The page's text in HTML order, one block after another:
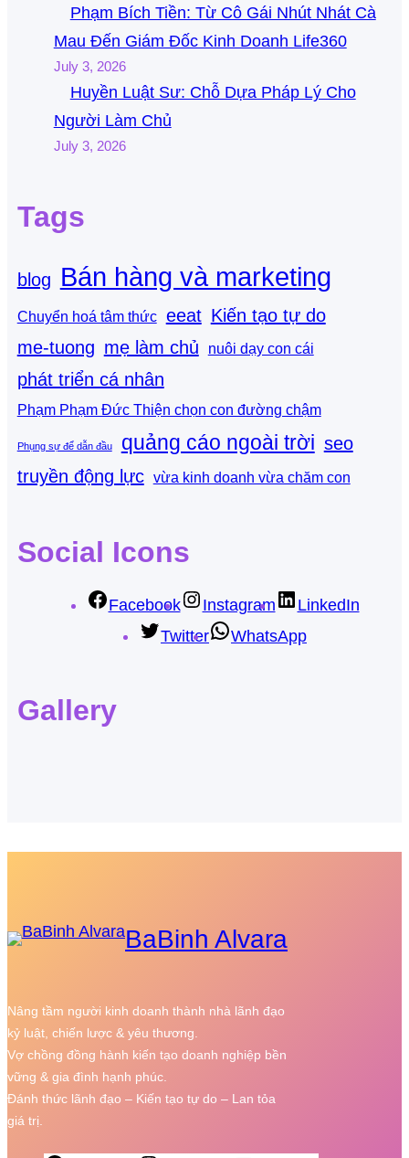
Phạm Bích Tiền: Từ Cô Gái Nhút Nhát Cà
Mau Đến Giám Đốc Kinh Doanh Life360
July 3, 2026
Huyền Luật Sư: Chỗ Dựa Pháp Lý Cho
Người Làm Chủ
July 3, 2026
Tags
blog Bán hàng và marketing
Chuyển hoá tâm thức eeat Kiến tạo tự do
me-tuong mẹ làm chủ nuôi dạy con cái
phát triển cá nhân
Phạm Phạm Đức Thiện chọn con đường chậm
Phụng sự để dẫn đầu quảng cáo ngoài trời seo
truyền động lực vừa kinh doanh vừa chăm con
Social Icons
Facebook Instagram
LinkedIn
Twitter
WhatsApp
Gallery
BaBinh Alvara
Nâng tầm người kinh doanh thành nhà lãnh đạo
kỷ luật, chiến lược & yêu thương.
Vợ chồng đồng hành kiến tạo doanh nghiệp bền
vững & gia đình hạnh phúc.
Đánh thức lãnh đạo – Kiến tạo tự do – Lan tỏa
giá trị.